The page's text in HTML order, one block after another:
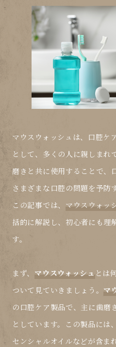
マウスウォッシュは、口腔ケ
として、多くの人に親しまれ
磨きと共に使用することで、
さまざまな口腔の問題を予防
この記事では、 マウスウォッ
括的に解説し、初心者にも理
す。
まず、 マウスウォッシュ とは
ついて見ていきましょう。 マ
の口腔ケア製品で、主に歯磨
としています。この製品には
センシャルオイルなどが含ま